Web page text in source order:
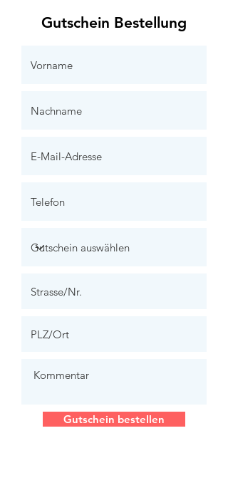
Gutschein Bestellung
Gutschein bestellen